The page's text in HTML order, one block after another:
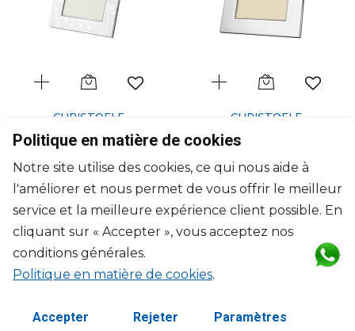
CHRISTOFLE
photos 13 x 18 cm
L: 24.5cm, l: 19.5cm
$234
CHRISTOFLE
photo 13 x 18 cm
L: 24.5cm, l: 19.5cm
$234
Politique en matière de cookies
Notre site utilise des cookies, ce qui nous aide à
l'améliorer et nous permet de vous offrir le meilleur
service et la meilleure expérience client possible. En
cliquant sur « Accepter », vous acceptez nos
conditions générales.
Politique en matière de cookies.
Accepter Rejeter Paramètres